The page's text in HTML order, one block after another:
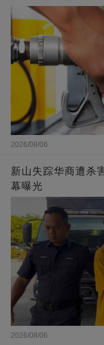
2026/08/06
新山失踪华商遭杀
幕曝光
2026/08/06